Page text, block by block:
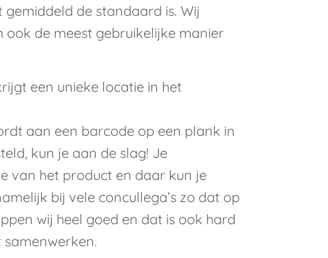
de standaard is. Wij
ook de meest gebruikelijke manier
een unieke locatie in het
aan een barcode op een plank in
kun je aan de slag! Je
van het product en daar kun je
bij vele concullega’s zo dat op
wij heel goed en dat is ook hard